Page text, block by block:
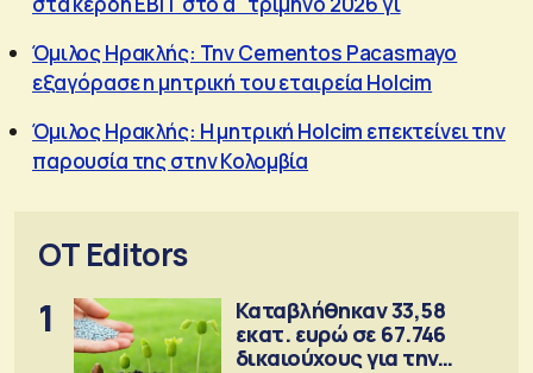
Όμιλος Ηρακλής: Την Cementos Pacasmayo
εξαγόρασε η μητρική του εταιρεία Holcim
Όμιλος Ηρακλής: Η μητρική Holcim επεκτείνει την
παρουσία της στην Κολομβία
OT Editors
1
Καταβλήθηκαν 33,58
εκατ. ευρώ σε 67.746
δικαιούχους για την